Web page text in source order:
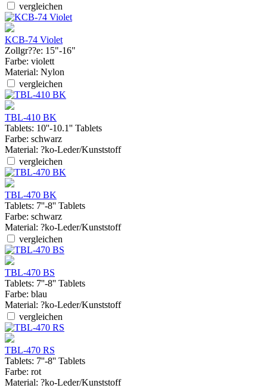
vergleichen
KCB-74 Violet
Zollgr??e: 15"-16"
Farbe: violett
Material: Nylon
vergleichen
TBL-410 BK
Tablets: 10''-10.1'' Tablets
Farbe: schwarz
Material: ?ko-Leder/Kunststoff
vergleichen
TBL-470 BK
Tablets: 7''-8'' Tablets
Farbe: schwarz
Material: ?ko-Leder/Kunststoff
vergleichen
TBL-470 BS
Tablets: 7''-8'' Tablets
Farbe: blau
Material: ?ko-Leder/Kunststoff
vergleichen
TBL-470 RS
Tablets: 7''-8'' Tablets
Farbe: rot
Material: ?ko-Leder/Kunststoff